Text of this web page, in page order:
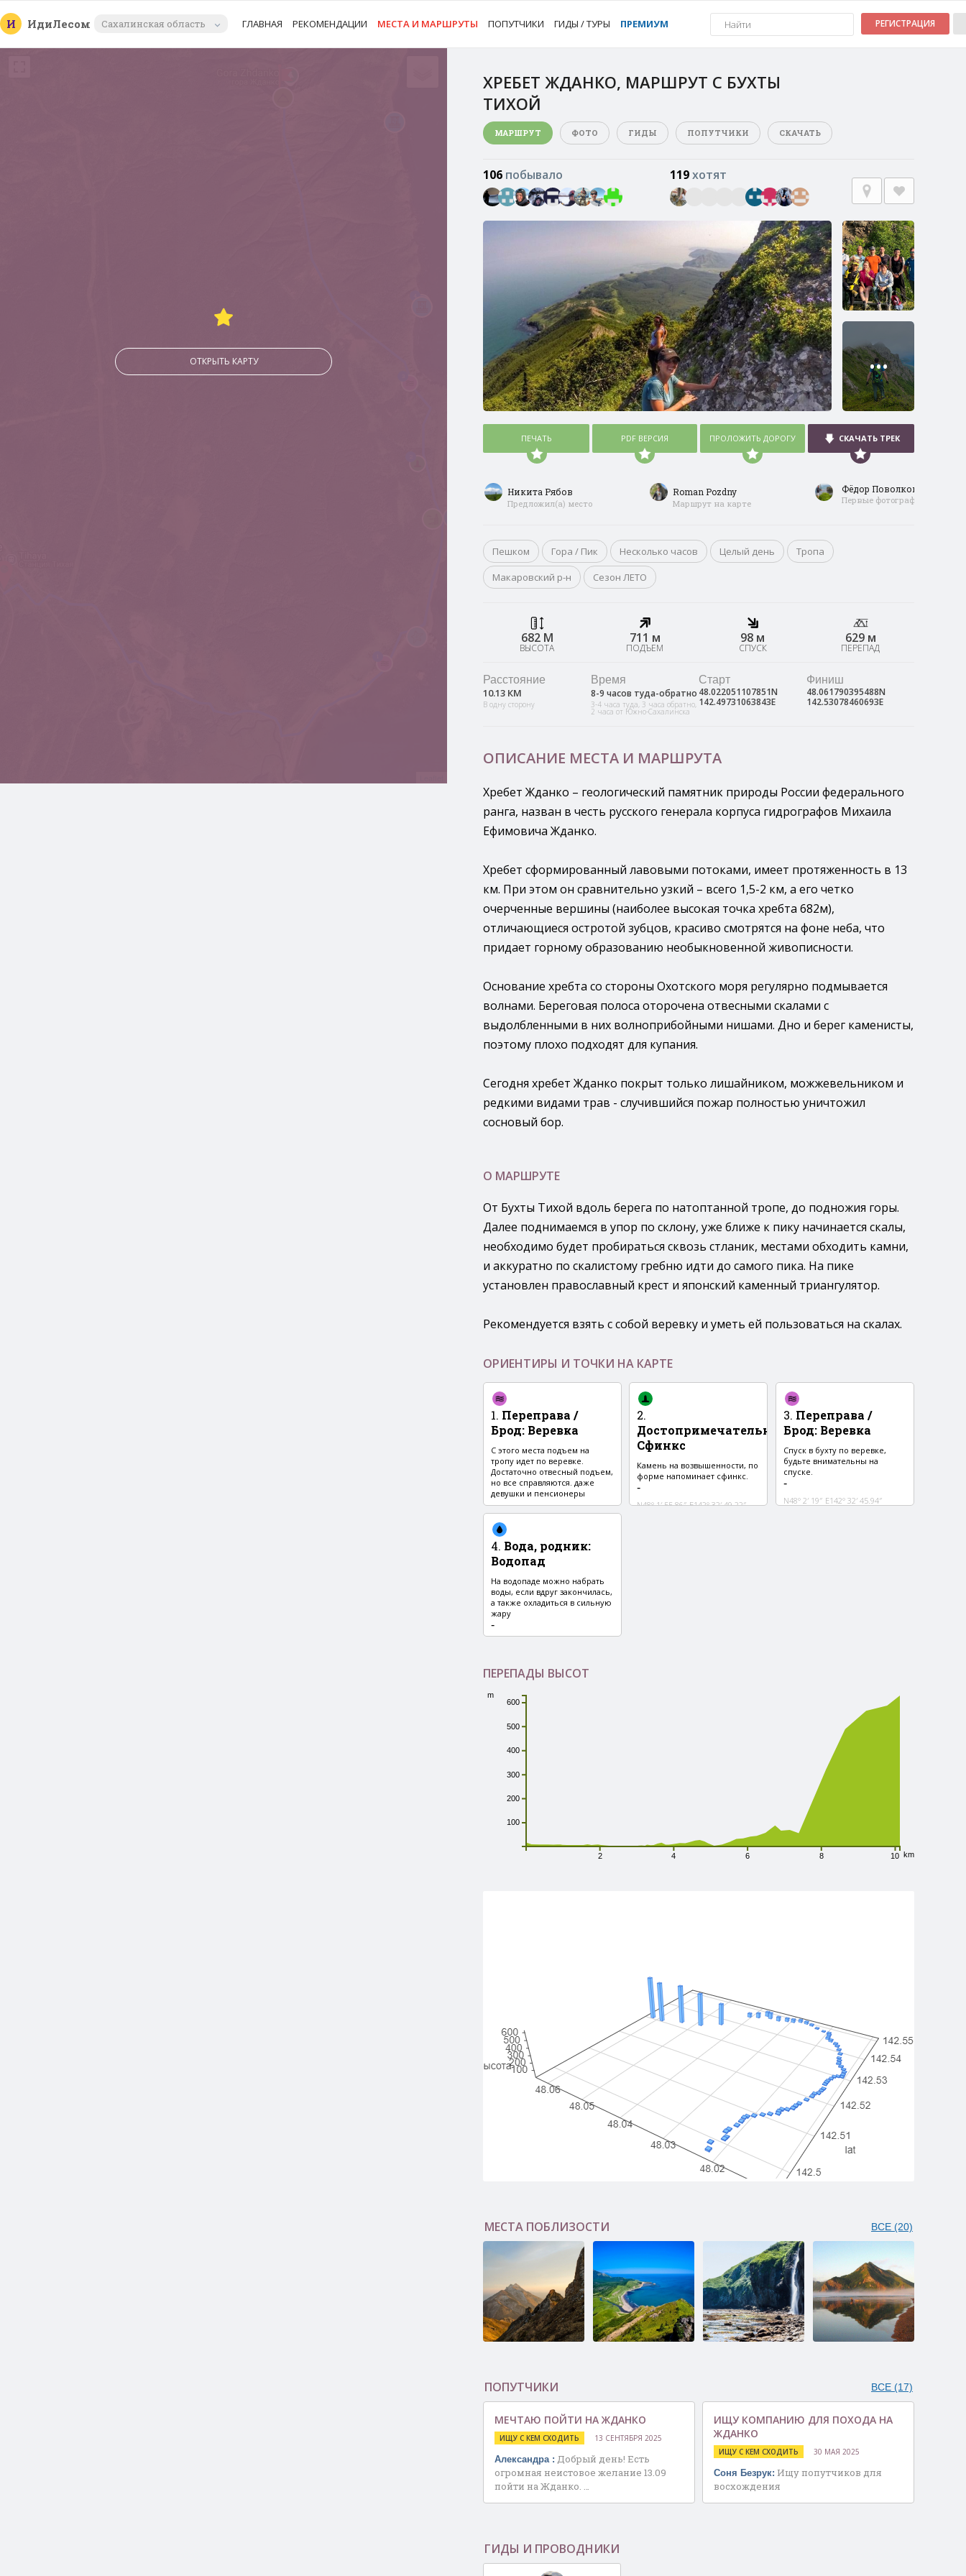
И ИдиЛесом Сахалинская область ГЛАВНАЯ РЕКОМЕНДАЦИИ МЕСТА И МАРШРУТЫ ПОПУТЧИКИ ГИДЫ / ТУРЫ ПРЕМИУМ РЕГИСТРАЦИЯ
ОТКРЫТЬ КАРТУ
ХРЕБЕТ ЖДАНКО, МАРШРУТ С БУХТЫ
ТИХОЙ
МАРШРУТ ФОТО ГИДЫ ПОПУТЧИКИ СКАЧАТЬ
106 побывало 119хотят
•••
ПЕЧАТЬ PDF ВЕРСИЯ ПРОЛОЖИТЬ ДОРОГУ СКАЧАТЬ ТРЕК
Никита Рябов
Предложил(а) место
Roman Pozdny
Маршрут на карте
Фёдор Поволкович
Первые фотографии
Пешком Гора / Пик Несколько часов Целый день
Тропа
Макаровский р-н
Сезон ЛЕТО
682 М
ВЫСОТА
711 м
ПОДЪЕМ
98 м
СПУСК
629 м
ПЕРЕПАД
Расстояние
10.13 КМ
В одну сторону
Время
8-9 часов туда-обратно
3-4 часа туда, 3 часа обратно,
2 часа от Южно-Сахалинска
Старт
48.022051107851N
142.49731063843E
Финиш
48.061790395488N
142.53078460693E
ОПИСАНИЕ МЕСТА И МАРШРУТА
Хребет Жданко – геологический памятник природы России федерального
ранга, назван в честь русского генерала корпуса гидрографов Михаила
Ефимовича Жданко.
Хребет сформированный лавовыми потоками, имеет протяженность в 13
км. При этом он сравнительно узкий – всего 1,5-2 км, а его четко
очерченные вершины (наиболее высокая точка хребта 682м),
отличающиеся остротой зубцов, красиво смотрятся на фоне неба, что
придает горному образованию необыкновенной живописности.
Основание хребта со стороны Охотского моря регулярно подмывается
волнами. Береговая полоса оторочена отвесными скалами с
выдолбленными в них волноприбойными нишами. Дно и берег каменисты,
поэтому плохо подходят для купания.
Сегодня хребет Жданко покрыт только лишайником, можжевельником и
редкими видами трав - случившийся пожар полностью уничтожил
сосновый бор.
О МАРШРУТЕ
От Бухты Тихой вдоль берега по натоптанной тропе, до подножия горы.
Далее поднимаемся в упор по склону, уже ближе к пику начинается скалы,
необходимо будет пробираться сквозь стланик, местами обходить камни,
и аккуратно по скалистому гребню идти до самого пика. На пике
установлен православный крест и японский каменный триангулятор.
Рекомендуется взять с собой веревку и уметь ей пользоваться на скалах.
ОРИЕНТИРЫ И ТОЧКИ НА КАРТЕ
1. Переправа /
Брод: Веревка
С этого места подъем на
тропу идет по веревке.
Достаточно отвесный подъем,
но все справляются. даже
девушки и пенсионеры
-
N48° 0′ 58.46″
2.
Достопримечательность:
Сфинкс
Камень на возвышенности, по
форме напоминает сфинкс.
-
N48° 1′ 55.86″ E142° 32′ 49.22″
3. Переправа /
Брод: Веревка
Спуск в бухту по веревке,
будьте внимательны на
спуске.
-
N48° 2′ 19″ E142° 32′ 45.94″
4. Вода, родник:
Водопад
На водопаде можно набрать
воды, если вдруг закончилась,
а также охладиться в сильную
жару
-
ПЕРЕПАДЫ ВЫСОТ
2 4 6 8 10 km
100
200
300
400
500
600
m
МЕСТА ПОБЛИЗОСТИ ВСЕ (20)
Тории во Взморье
Гроты и кекуры
Ледопады в бухте
Муловские
ПОПУТЧИКИ ВСЕ (17)
МЕЧТАЮ ПОЙТИ НА ЖДАНКО
ИЩУ С КЕМ СХОДИТЬ 13 СЕНТЯБРЯ 2025
Александра : Добрый день! Есть
огромная неистовое желание 13.09
пойти на Жданко. …
ИЩУ КОМПАНИЮ ДЛЯ ПОХОДА НА
ЖДАНКО
ИЩУ С КЕМ СХОДИТЬ 30 МАЯ 2025
Соня Безрук: Ищу попутчиков для
восхождения
ГИДЫ И ПРОВОДНИКИ